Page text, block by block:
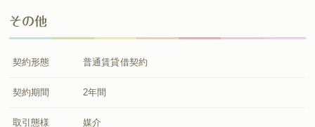
その他
契約形態 普通賃貸借契約
契約期間 2年間
取引態様 媒介